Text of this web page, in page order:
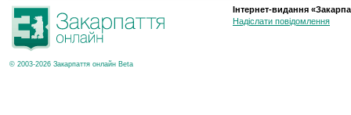
© 2003-2026 Закарпаття онлайн Beta
Інтернет-видання
Надіслати повідомлення